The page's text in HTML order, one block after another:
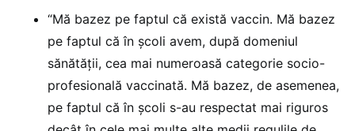
“Mă bazez pe faptul că există vaccin. Mă bazez
pe faptul că în școli avem, după domeniul
sănătății, cea mai numeroasă categorie socio-
profesională vaccinată. Mă bazez, de asemenea,
pe faptul că în școli s-au respectat mai riguros